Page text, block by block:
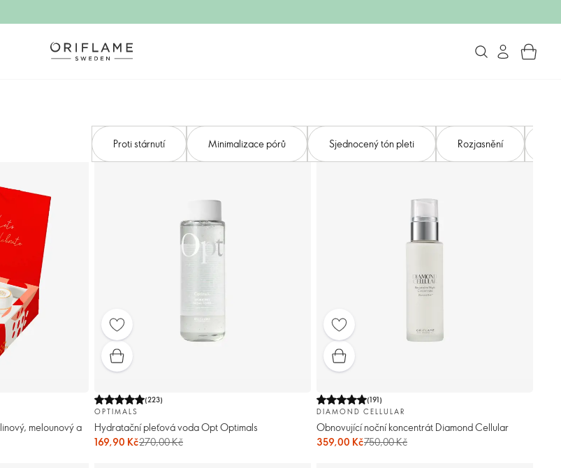
Proti stárnutí Minimalizace pórů Sjednocený tón pleti Rozjasnění
melounový a
(223)
OPTIMALS
Hydratační pleťová voda Opt Optimals
169,90 Kč270,00 Kč
(191)
DIAMOND CELLULAR
Obnovující noční koncentrát Diamond Cellular
359,00 Kč750,00 Kč